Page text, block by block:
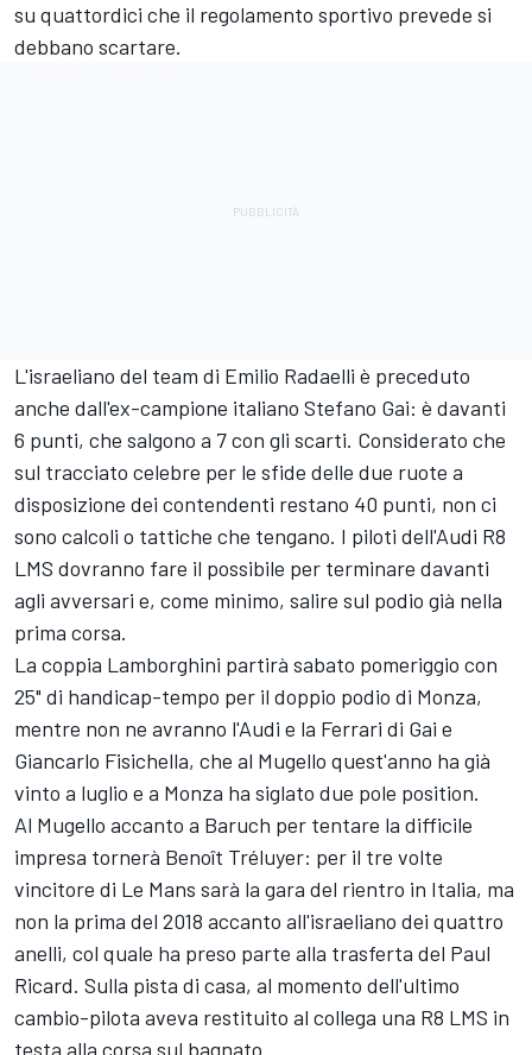
su quattordici che il regolamento sportivo prevede si
debbano scartare.
L'israeliano del team di Emilio Radaelli è preceduto
anche dall'ex-campione italiano Stefano Gai: è davanti
6 punti, che salgono a 7 con gli scarti. Considerato che
sul tracciato celebre per le sfide delle due ruote a
disposizione dei contendenti restano 40 punti, non ci
sono calcoli o tattiche che tengano. I piloti dell'Audi R8
LMS dovranno fare il possibile per terminare davanti
agli avversari e, come minimo, salire sul podio già nella
prima corsa.
La coppia Lamborghini partirà sabato pomeriggio con
25" di handicap-tempo per il doppio podio di Monza,
mentre non ne avranno l'Audi e la Ferrari di Gai e
Giancarlo Fisichella, che al Mugello quest'anno ha già
vinto a luglio e a Monza ha siglato due pole position.
Al Mugello accanto a Baruch per tentare la difficile
impresa tornerà Benoît Tréluyer: per il tre volte
vincitore di Le Mans sarà la gara del rientro in Italia, ma
non la prima del 2018 accanto all'israeliano dei quattro
anelli, col quale ha preso parte alla trasferta del Paul
Ricard. Sulla pista di casa, al momento dell'ultimo
cambio-pilota aveva restituito al collega una R8 LMS in
testa alla corsa sul bagnato.